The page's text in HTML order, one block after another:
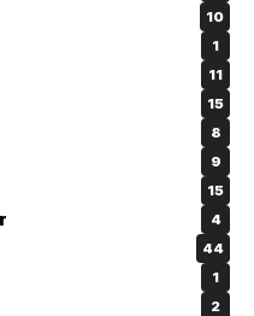
10
1
11
15
8
9
15
4
44
1
2